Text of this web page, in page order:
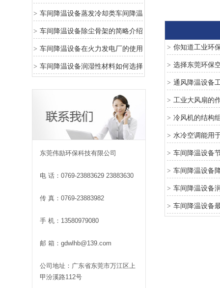
> 车间降温设备蒸发冷却类车间降温
设备优点
> 车间降温设备除尘骨架的简略介绍
> 车间降温设备在火力发电厂的使用
> 车间降温设备润湿性材料如何选择
东莞伟励环保科技有限公司
电 话：0769-23883629 23883630
传 真：0769-23883982
手 机：13580979080
邮 箱：gdwlhb@139.com
公司地址：广东省东莞市万江区上
甲汾溪路112号
> 你知道工业环
> 选择东莞环保
> 通风降温设备
> 工业大风扇的
> 冷风机的结构
> 水冷空调能用
> 车间降温设备
> 车间降温设备
> 车间降温设备
> 车间降温设备